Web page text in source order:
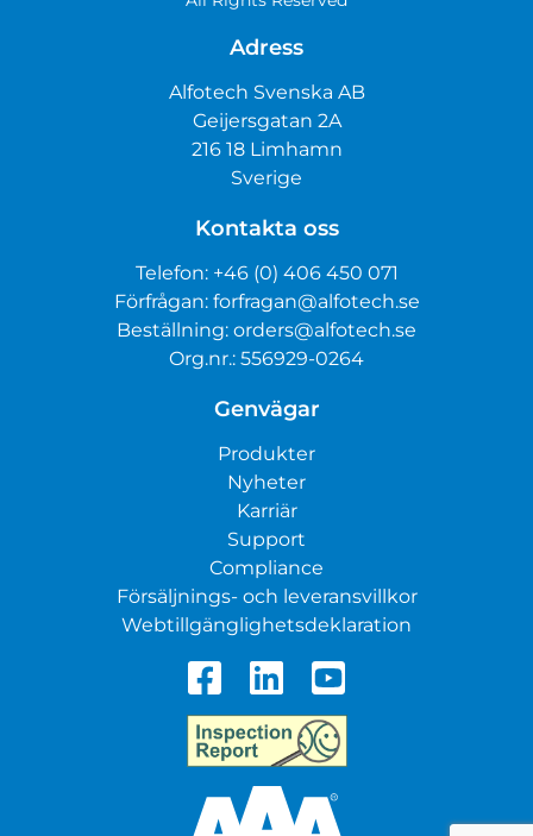
Adress
Alfotech Svenska AB
Geijersgatan 2A
216 18 Limhamn
Sverige
Kontakta oss
Telefon: +46 (0) 406 450 071
Förfrågan: forfragan@alfotech.se
Beställning: orders@alfotech.se
Org.nr.: 556929-0264
Genvägar
Produkter
Nyheter
Karriär
Support
Compliance
Försäljnings- och leveransvillkor
Webtillgänglighetsdeklaration